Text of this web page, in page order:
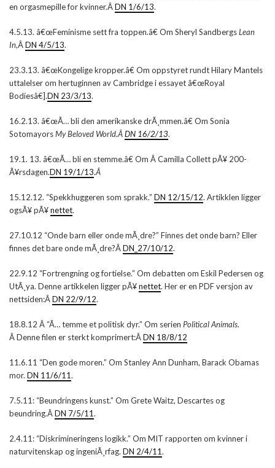
en orgasmepille for kvinner.ÂDN 1/6/13.
4.5.13. â€œFeminisme sett fra toppen.â€ Om Sheryl SandbergsLean
In,ÂDN 4/5/13.
23.3.13. â€œKongelige kropper.â€ Om oppstyret rundt Hilary Mantels
uttalelser om hertuginnen av Cambridge i essayet â€œRoyal
Bodiesâ€].DN 23/3/13.
16.2.13. â€œÃ… bli den amerikanske drÃ¸mmen.â€ Om Sonia
SotomayorsMy Beloved World.ÂDN 16/2/13.
19.1. 13. â€œÃ… bli en stemme.â€ Om Â Camilla Collett pÃ¥ 200-
Ã¥rsdagen.DN 19/1/13.Â
15.12.12. “Spekkhuggeren som sprakk.” DN 12/15/12. Artikklen ligger
ogsÃ¥ pÃ¥nettet.
27.10.12 “Onde barn eller onde mÃ¸dre?” Finnes det onde barn? Eller
finnes det bare onde mÃ¸dre?ÂDN_27/10/12.
22.9.12 “Fortrengning og fortielse.” Om debatten om Eskil Pedersen og
UtÃ¸ya. Denne artikkelen ligger pÃ¥nettet. Her er en PDF versjon av
nettsiden:ÂDN 22/9/12.
18.8.12 Â “Ã… temme et politisk dyr.” Om serien Political Animals.
Â Denne filen er sterkt komprimert:ÂDN 18/8/12
11.6.11 “Den gode moren.” Om Stanley Ann Dunham, Barack Obamas
mor. DN 11/6/11.
7.5.11: “Beundringens kunst.” Om Grete Waitz, Descartes og
beundring.ÂDN 7/5/11.
2.4.11: “Diskrimineringens logikk.” Om MIT rapporten om kvinner i
naturvitenskap og ingeniÃ¸rfag. DN 2/4/11.